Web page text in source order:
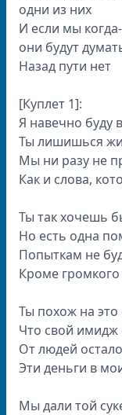
одни из них
И если мы
они будут
Назад пути нет
[Куплет 1]:
Я навечно буду
Ты лишишься
Мы ни разу не
Как и слова,
Ты так хочешь
Но есть одна
Попыткам не
Кроме громкого
Ты похож на
Что свой имидж
От людей
Эти деньги в
Мы дали той